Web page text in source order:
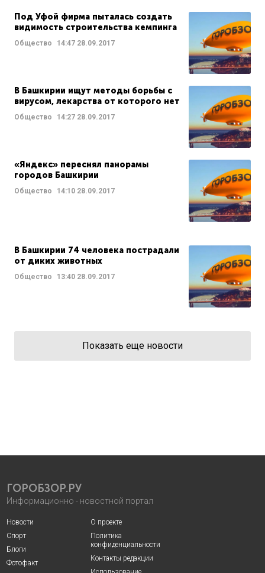
Под Уфой фирма пыталась создать
видимость строительства кемпинга
Общество 14:47 28.09.2017
В Башкирии ищут методы борьбы с
вирусом, лекарства от которого нет
Общество 14:27 28.09.2017
«Яндекс» переснял панорамы
городов Башкирии
Общество 14:10 28.09.2017
В Башкирии 74 человека пострадали
от диких животных
Общество 13:40 28.09.2017
Показать еще новости
ГОРОБЗОР.РУ
Информационно - новостной портал
Новости
Спорт
Блоги
Фотофакт
О проекте
Политика
конфиденциальности
Контакты редакции